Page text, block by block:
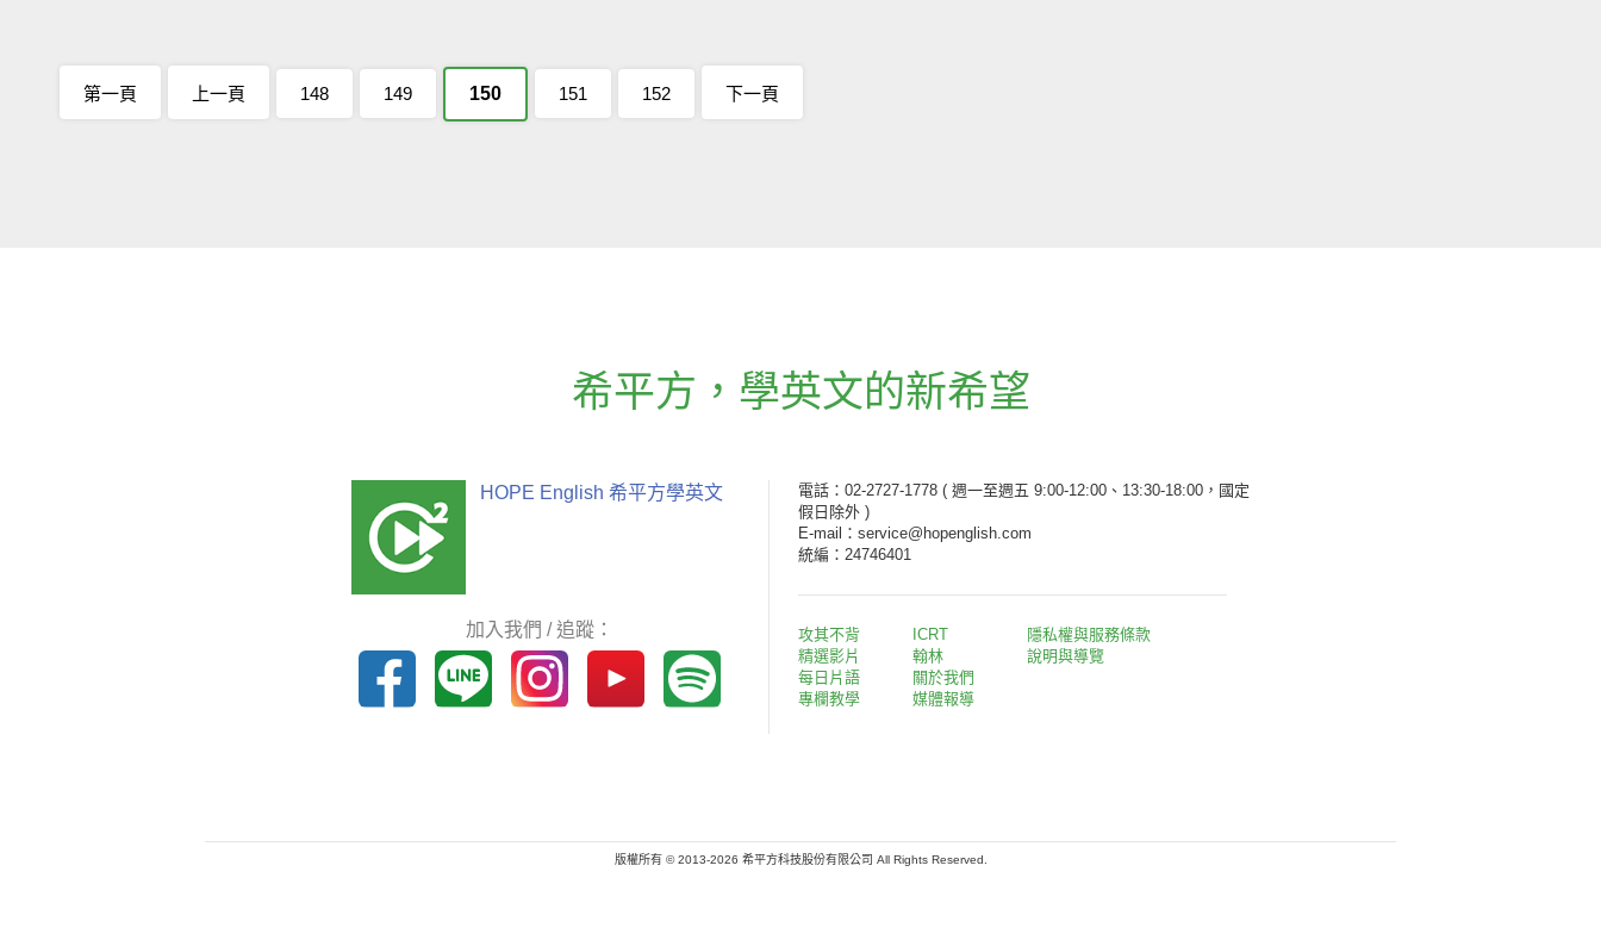
第一頁 上一頁 148 149 150 151 152 下一頁
希平方 ， 學英文的新希望
HOPE English 希平方學英文
加入我們 / 追蹤：
電話：02-2727-1778 ( 週一至週五 9:00-12:00、13:30-18:00，國定
假日除外 )
E-mail：service@hopenglish.com
統編：24746401
攻其不背
精選影片
每日片語
專欄教學
ICRT
翰林
關於我們
媒體報導
隱私權與服務條款
說明與導覽
版權所有 © 2013-2026 希平方科技股份有限公司 All Rights Reserved.